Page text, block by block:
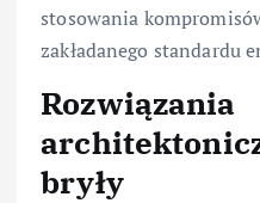
stosowania
zakładanego standardu
Rozwiązania
bryły